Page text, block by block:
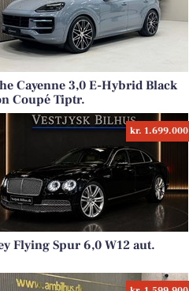
Cayenne 3,0 E-Hybrid Black
Coupé Tiptr.
kr. 1.699.000
Flying Spur 6,0 W12 aut.